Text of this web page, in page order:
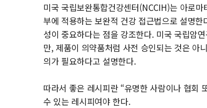
미국 국립보완통합건강센터(NCCIH)는 아로
부에 적용하는 보완적 건강 접근법으로 설명
성이 중요하다는 점을 강조한다. 미국 국립암
만, 제품이 의약품처럼 사전 승인되는 것은 아
의가 필요하다고 설명한다.
따라서 좋은 레시피란 “유명한 사람이나 협회
수 있는 레시피여야 한다.